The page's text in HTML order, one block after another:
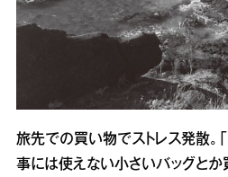
旅先での買い物でストレス発散。
事には使えない小さいバッグとか